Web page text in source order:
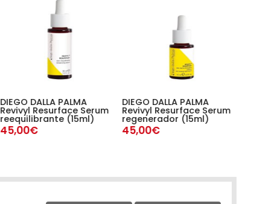
DIEGO DALLA PALMA
Revivyl Resurface Serum
reequilibrante (15ml)
45,00€
DIEGO DALLA PALMA
Revivyl Resurface Serum
regenerador (15ml)
45,00€